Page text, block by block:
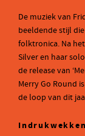
De muziek van
beeldende stijl
folktronica. Na
Silver en haar
de release van
Merry Go Round
de loop van dit